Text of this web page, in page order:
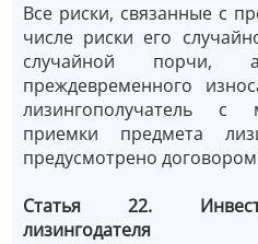
Все риски, связанные с
числе риски его
случайной порчи,
преждевременного
лизингополучатель с
приемки предмета
предусмотрено
Статья 22.
лизингодателя